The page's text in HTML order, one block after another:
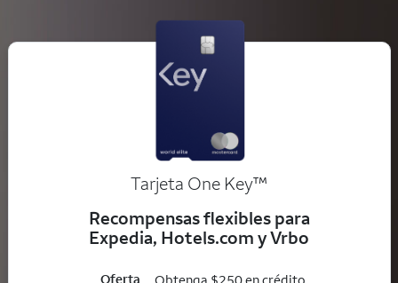
Tarjeta One Keytrademark
™
Recompensas flexibles para
Expedia, Hotels.com y Vrbo
Oferta